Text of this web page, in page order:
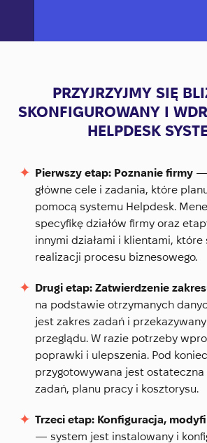
PRZYJRZYJMY SIĘ
SKONFIGUROWANY I
HELPDESK
Pierwszy etap: Poznanie firmy —
główne cele i zadania, które
pomocą systemu Helpdesk.
specyfikę działów firmy oraz
innymi działami i klientami, które
realizacji procesu biznesowego.
Drugi etap: Zatwierdzenie
na podstawie otrzymanych
jest zakres zadań i
przeglądu. W razie potrzeby
poprawki i ulepszenia. Pod
przygotowywana jest ostateczna
zadań, planu pracy i kosztorysu.
Trzeci etap: Konfiguracja,
— system jest instalowany i